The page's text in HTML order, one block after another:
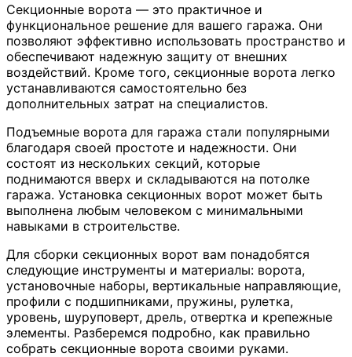
Секционные ворота — это практичное и
функциональное решение для вашего гаража. Они
позволяют эффективно использовать пространство и
обеспечивают надежную защиту от внешних
воздействий. Кроме того, секционные ворота легко
устанавливаются самостоятельно без
дополнительных затрат на специалистов.
Подъемные ворота для гаража стали популярными
благодаря своей простоте и надежности. Они
состоят из нескольких секций, которые
поднимаются вверх и складываются на потолке
гаража. Установка секционных ворот может быть
выполнена любым человеком с минимальными
навыками в строительстве.
Для сборки секционных ворот вам понадобятся
следующие инструменты и материалы: ворота,
установочные наборы, вертикальные направляющие,
профили с подшипниками, пружины, рулетка,
уровень, шуруповерт, дрель, отвертка и крепежные
элементы. Разберемся подробно, как правильно
собрать секционные ворота своими руками.